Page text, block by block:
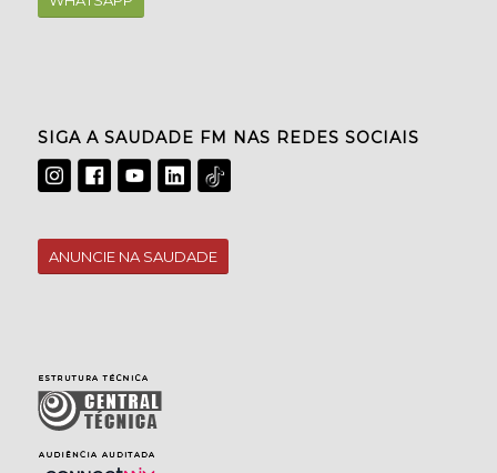
SIGA A SAUDADE FM NAS REDES SOCIAIS
ANUNCIE NA SAUDADE